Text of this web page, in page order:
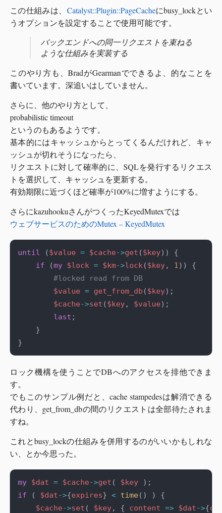
この仕組みは、 Catalyst::Plugin::PageCacheにbusy_lockとい
うオプションを設定することで使用可能です。
バックエンドへの同一リクエストを束ねる
ような仕組みを実装する
このやり方も、BradがGearmanでできるよ、的なことを
書いています。深追いはしていません。
さらに、他のやり方として、
probabilistic timeout
というのもあるようです。
基本的にはキャッシュからとってくるんだけれど、キャ
ッシュが切れそうになったら、
リクエストに対して確率的に、SQLを発行するリクエス
トを選択して、キャッシュを更新する。
有効期限に近づくほど確率が100%に増すようにする。
さらにkazuhookuさんがつくったKeyedMutexでは
ウェブサービスのためのMutex – KeyedMutex
until ($value = $cache->get ($key
if (my $lock = $km->lock($key, 1
#locked read from DB
$value = get_from_db ($key
$cache->set ($key, $value
last
ロック機構を使うことでDBへのアクセスを排他できま
す。
でもこのサンプル例だと、cache stampedesは解消できる
代わり、get_from_dbの間のリクエストは全部待たされま
すね。
これとbusy_lockの仕組みを併用するのがいいかもしれな
い、とか今思った。
my $dat = $cache->get ( $key
if ( $dat->{expires} < time
$cache->set ( $key, { content => $dat->{